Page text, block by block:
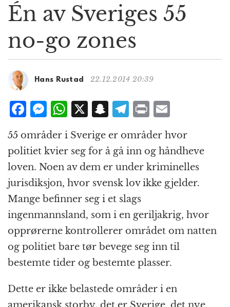
a
v
i
n
Én av Sveriges 55
no-go zones
Hans Rustad 22.12.2014 20:39
F
c
e
b
o
o
k
M
e
ss
e
n
g
e
r
W
at
s
A
p
p
X S
a
p
c
h
at
T
el
e
g
r
a
m
P
ri
n
t
ai
l
55 områder i Sverige er områder hvor
politiet kvier seg for å gå inn og håndheve
loven. Noen av dem er under kriminelles
jurisdiksjon, hvor svensk lov ikke gjelder.
Mange befinner seg i et slags
ingenmannsland, som i en geriljakrig, hvor
opprørerne kontrollerer området om natten
og politiet bare tør bevege seg inn til
bestemte tider og bestemte plasser.
Dette er ikke belastede områder i en